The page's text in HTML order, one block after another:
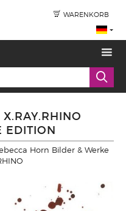
WARENKORB
EDITION
Horn Bilder & Werke